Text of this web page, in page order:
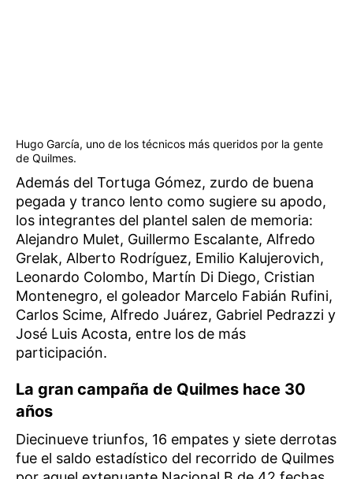
Hugo García, uno de los técnicos más queridos por la gente
de Quilmes.
Además del Tortuga Gómez, zurdo de buena
pegada y tranco lento como sugiere su apodo,
los integrantes del plantel salen de memoria:
Alejandro Mulet, Guillermo Escalante, Alfredo
Grelak, Alberto Rodríguez, Emilio Kalujerovich,
Leonardo Colombo, Martín Di Diego, Cristian
Montenegro, el goleador Marcelo Fabián Rufini,
Carlos Scime, Alfredo Juárez, Gabriel Pedrazzi y
José Luis Acosta, entre los de más
participación.
La gran campaña de Quilmes hace 30
años
Diecinueve triunfos, 16 empates y siete derrotas
fue el saldo estadístico del recorrido de Quilmes